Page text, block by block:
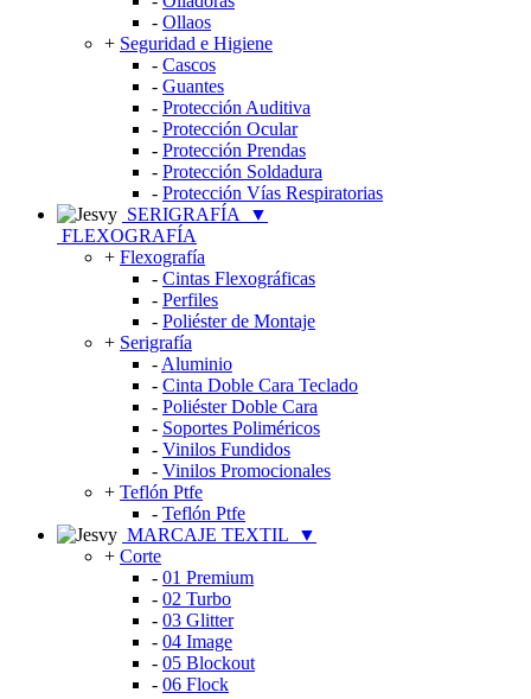
- Ollaos
+ Seguridad e Higiene
- Cascos
- Guantes
- Protección Auditiva
- Protección Ocular
- Protección Prendas
- Protección Soldadura
- Protección Vías Respiratorias
SERIGRAFÍA
▼
FLEXOGRAFÍA
+ Flexografía
- Cintas Flexográficas
- Perfiles
- Poliéster de Montaje
+ Serigrafía
- Aluminio
- Cinta Doble Cara Teclado
- Poliéster Doble Cara
- Soportes Poliméricos
- Vinilos Fundidos
- Vinilos Promocionales
+ Teflón Ptfe
- Teflón Ptfe
MARCAJE TEXTIL
▼
+ Corte
- 01 Premium
- 02 Turbo
- 03 Glitter
- 04 Image
- 05 Blockout
- 06 Flock